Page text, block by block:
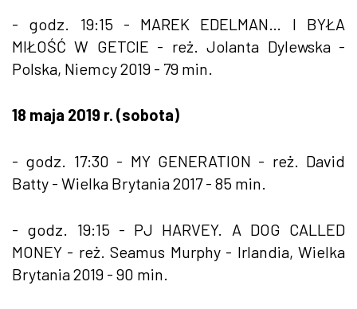
- godz. 19:15 - MAREK EDELMAN… I BYŁA
MIŁOŚĆ W GETCIE - reż. Jolanta Dylewska -
Polska, Niemcy 2019 - 79 min.
18 maja 2019 r. (sobota)
- godz. 17:30 - MY GENERATION - reż. David
Batty - Wielka Brytania 2017 - 85 min.
- godz. 19:15 - PJ HARVEY. A DOG CALLED
MONEY - reż. Seamus Murphy - Irlandia, Wielka
Brytania 2019 - 90 min.